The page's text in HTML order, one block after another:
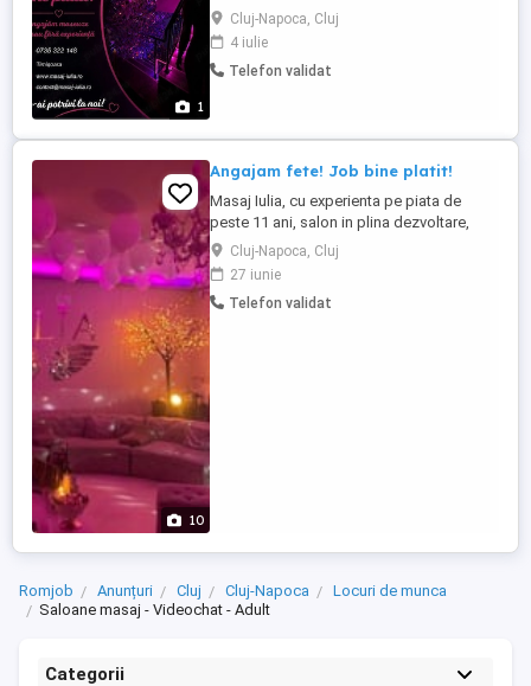
1
ani, cu clientela formata.Oferim cele mai
bune conditii, cazare si transport daca e
necesar.
Cluj-Napoca, Cluj
4 iulie
Telefon validat
10
Angajam fete! Job bine platit!
Masaj Iulia, cu experienta pe piata de
peste 11 ani, salon in plina dezvoltare,
angajeaza fete. Sedinta de masaj ,este o
arta care imbina masajul de relaxare cu
masajul senzual. Daca vrei sa faci parte
dintr-o echipa tanara,prietenoasa,sa
Cluj-Napoca, Cluj
27 iunie
Telefon validat
Romjob Anunțuri Cluj Cluj-Napoca
Locuri de munca
Saloane masaj - Videochat - Adult
Categorii